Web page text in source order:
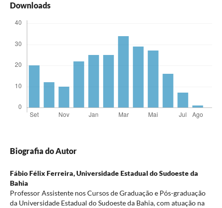
Downloads
Biografia do Autor
Fábio Félix Ferreira,Universidade Estadual do Sudoeste da
Bahia
Professor Assistente nos Cursos de Graduação e Pós-graduação
da Universidade Estadual do Sudoeste da Bahia, com atuação na